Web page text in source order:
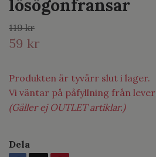
lösögonfransar
119 kr
59 kr
Produkten är tyvärr slut i lager.
Vi väntar på påfyllning från
(Gäller ej OUTLET artiklar.)
Dela